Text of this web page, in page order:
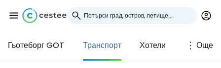
Гьотеборг GOT Транспорт Хотели Още
Влезте в Cestee